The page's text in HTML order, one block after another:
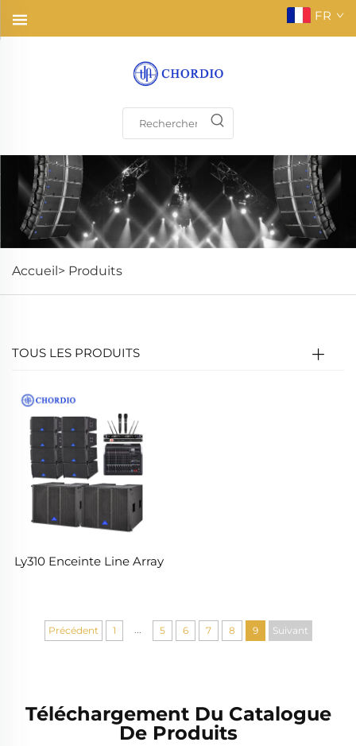
FR
Accueil> Produits
TOUS LES PRODUITS
Ly310 Enceinte Line Array
Précédent 1 5 6 7 8 9 Suivant
Téléchargement Du Catalogue
De Produits